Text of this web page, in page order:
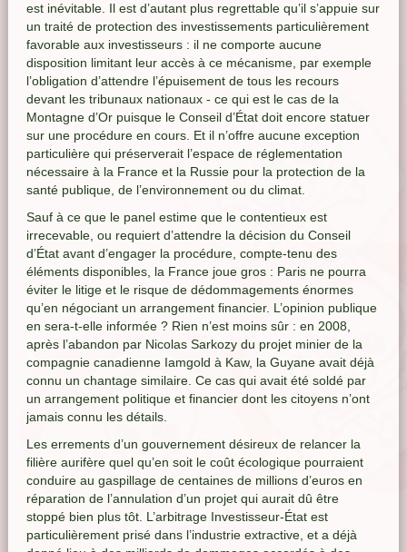
est inévitable. Il est d’autant plus regrettable qu’il s’appuie sur
un traité de protection des investissements particulièrement
favorable aux investisseurs : il ne comporte aucune
disposition limitant leur accès à ce mécanisme, par exemple
l’obligation d’attendre l’épuisement de tous les recours
devant les tribunaux nationaux - ce qui est le cas de la
Montagne d’Or puisque le Conseil d’État doit encore statuer
sur une procédure en cours. Et il n’offre aucune exception
particulière qui préserverait l’espace de réglementation
nécessaire à la France et la Russie pour la protection de la
santé publique, de l’environnement ou du climat.
Sauf à ce que le panel estime que le contentieux est
irrecevable, ou requiert d’attendre la décision du Conseil
d’État avant d’engager la procédure, compte-tenu des
éléments disponibles, la France joue gros : Paris ne pourra
éviter le litige et le risque de dédommagements énormes
qu’en négociant un arrangement financier. L’opinion publique
en sera-t-elle informée ? Rien n’est moins sûr : en 2008,
après l’abandon par Nicolas Sarkozy du projet minier de la
compagnie canadienne Iamgold à Kaw, la Guyane avait déjà
connu un chantage similaire. Ce cas qui avait été soldé par
un arrangement politique et financier dont les citoyens n’ont
jamais connu les détails.
Les errements d’un gouvernement désireux de relancer la
filière aurifère quel qu’en soit le coût écologique pourraient
conduire au gaspillage de centaines de millions d’euros en
réparation de l’annulation d’un projet qui aurait dû être
stoppé bien plus tôt. L’arbitrage Investisseur-État est
particulièrement prisé dans l’industrie extractive, et a déjà